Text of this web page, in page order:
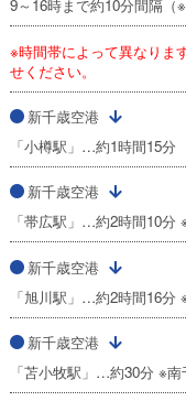
9～16時まで約10分間隔（
※時間帯によって異なりま
せください。
新千歳空港
「小樽駅」…約1時間15分
新千歳空港
「帯広駅」…約2時間10分
新千歳空港
「旭川駅」…約2時間16分
新千歳空港
「苫小牧駅」…約30分 ※南